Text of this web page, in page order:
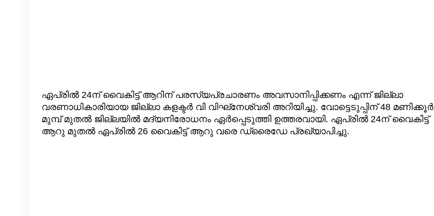
ഏപ്രിൽ 24ന് വൈകിട്ട് ആറിന് പരസ്യപ്രചാരണം അവസാനിപ്പിക്കണം എന്ന് ജില്ലാ
വരണാധികാരിയായ ജില്ലാ കളക്ടർ വി വിഘ്‌നേശ്വരി അറിയിച്ചു. വോട്ടെടുപ്പിന് 48 മണിക്കൂർ
മുമ്പ് മുതൽ ജില്ലയിൽ മദ്യനിരോധനം ഏർപ്പെടുത്തി ഉത്തരവായി. ഏപ്രിൽ 24ന് വൈകിട്ട്
ആറു മുതൽ ഏപ്രിൽ 26 വൈകിട്ട് ആറു വരെ ഡ്രൈഡേ പ്രഖ്യാപിച്ചു.